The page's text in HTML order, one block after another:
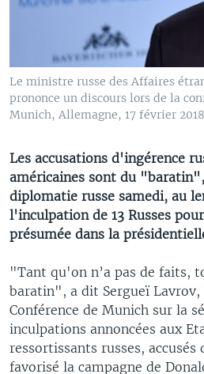
Le ministre russe des Affaires
prononce un discours lors de la
Munich, Allemagne, 17 février
Les accusations d'ingérence
américaines sont du
diplomatie russe samedi, au
l'inculpation de 13 Russes
présumée dans la
"Tant qu'on n’a pas de faits,
baratin", a dit Sergueï
Conférence de Munich sur la
inculpations annoncées aux
ressortissants russes,
favorisé la campagne de